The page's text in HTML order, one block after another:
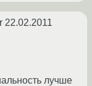
22.02.2011
лучше